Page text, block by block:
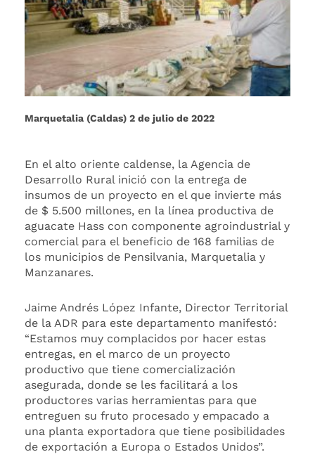
Marquetalia (Caldas) 2 de julio de 2022
En el alto oriente caldense, la Agencia de
Desarrollo Rural inició con la entrega de
insumos de un proyecto en el que invierte más
de $ 5.500 millones, en la línea productiva de
aguacate Hass con componente agroindustrial y
comercial para el beneficio de 168 familias de
los municipios de Pensilvania, Marquetalia y
Manzanares.
Jaime Andrés López Infante, Director Territorial
de la ADR para este departamento manifestó:
“Estamos muy complacidos por hacer estas
entregas, en el marco de un proyecto
productivo que tiene comercialización
asegurada, donde se les facilitará a los
productores varias herramientas para que
entreguen su fruto procesado y empacado a
una planta exportadora que tiene posibilidades
de exportación a Europa o Estados Unidos”.